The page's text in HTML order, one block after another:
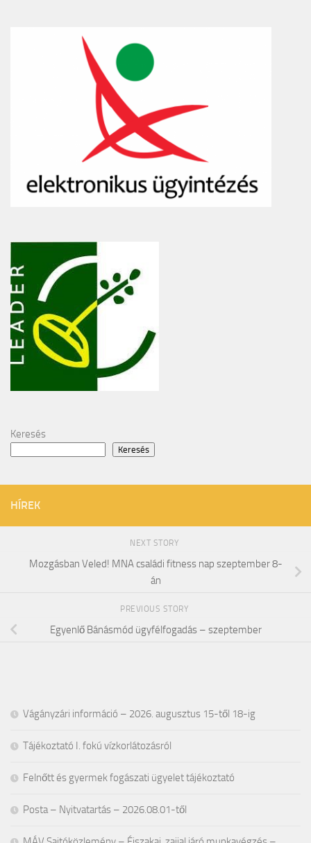
Keresés
Keresés
HÍREK
NEXT STORY
Mozgásban Veled! MNA családi fitness nap szeptember 8-
án
PREVIOUS STORY
Egyenlő Bánásmód ügyfélfogadás – szeptember
Vágányzári információ – 2026. augusztus 15-től 18-ig
Tájékoztató I. fokú vízkorlátozásról
Felnőtt és gyermek fogászati ügyelet tájékoztató
Posta – Nyitvatartás – 2026.08.01-től